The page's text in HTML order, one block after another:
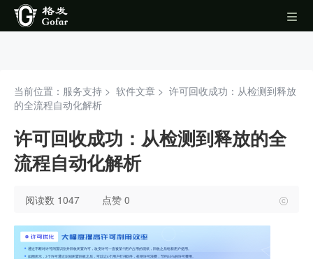
当前位置：服务支持 > 软件文章 > 许可回收成功：从检测到释放
的全流程自动化解析
许可回收成功：从检测到释放的全
流程自动化解析
阅读数 1047 点赞 0